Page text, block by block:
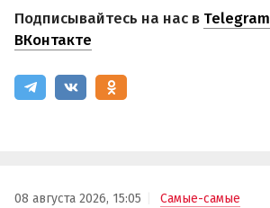
Подписывайтесь на нас в Telegram
ВКонтакте
08 августа 2026, 15:05 Самые-самые